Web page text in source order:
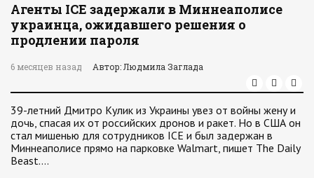
Агенты ICE задержали в Миннеаполисе
украинца, ожидавшего решения о
продлении пароля
6 месяцев назад Автор: Людмила Заглада
39-летний Дмитро Кулик из Украины увез от войны жену и
дочь, спасая их от российских дронов и ракет. Но в США он
стал мишенью для сотрудников ICE и был задержан в
Миннеаполисе прямо на парковке Walmart, пишет The Daily
Beast.…